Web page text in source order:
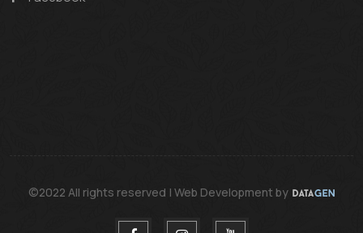
©2022 All rights reserved | Web Development by